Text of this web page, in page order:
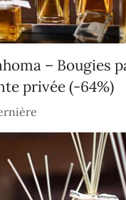
– Bougies
privée (-64%)